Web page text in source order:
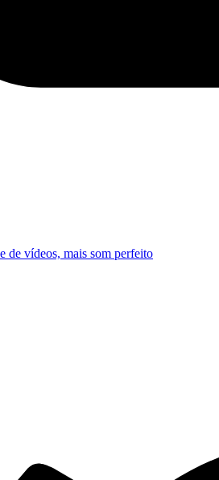
de vídeos, mais som perfeito